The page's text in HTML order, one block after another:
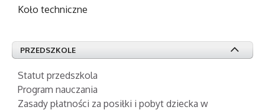
Koło techniczne
PRZEDSZKOLE
Statut przedszkola
Program nauczania
Zasady płatności za posiłki i pobyt dziecka w